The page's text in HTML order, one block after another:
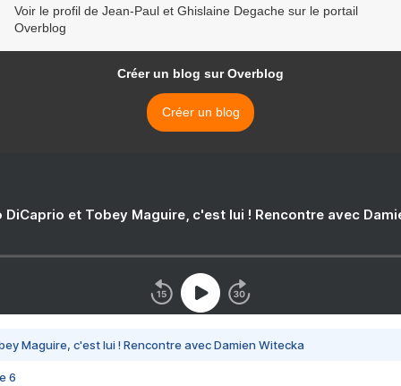
Voir le profil de Jean-Paul et Ghislaine Degache sur le portail
Overblog
Créer un blog sur Overblog
Créer un blog
DiCaprio et Tobey Maguire, c'est lui ! Rencontre avec
Maguire, c'est lui ! Rencontre avec Damien Witecka
6